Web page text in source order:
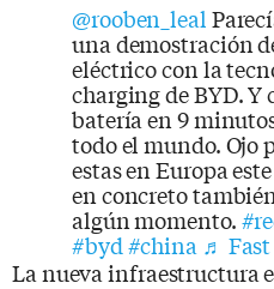
@rooben_leal
una demostración
eléctrico con la
charging de BYD. Y
batería en 9
todo el mundo. Ojo
estas en Europa
en concreto
algún momento.
#byd#china ♬ Fast
La nueva infraestructura